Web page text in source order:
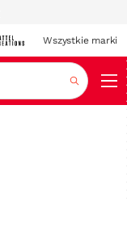
Wszystkie marki
Szukaj